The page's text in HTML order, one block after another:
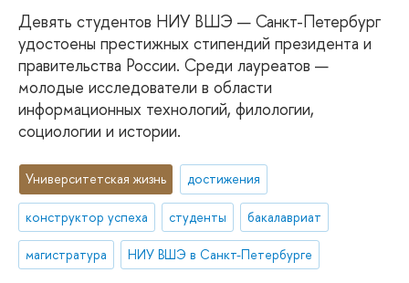
Девять студентов НИУ ВШЭ — Санкт-Петербург
удостоены престижных стипендий президента и
правительства России. Среди лауреатов —
молодые исследователи в области
информационных технологий, филологии,
социологии и истории.
Университетская жизнь достижения
конструктор успеха студенты бакалавриат
магистратура НИУ ВШЭ в Санкт-Петербурге